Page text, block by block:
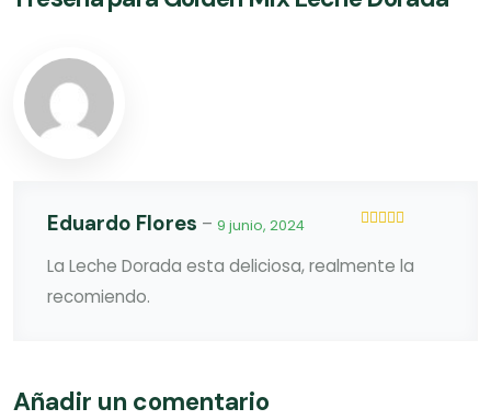
en5de 5
Eduardo Flores – 9 junio, 2024
La Leche Dorada esta deliciosa, realmente la
recomiendo.
Añadir un comentario